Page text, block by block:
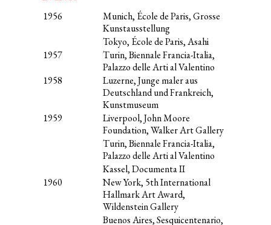
1956
Munich, École de Paris, Grosse
Kunstausstellung
Tokyo, École de Paris, Asahi
1957
Turin, Biennale Francia-Italia,
Palazzo delle Arti al Valentino
1958
Luzerne, Junge maler aus
Deutschland und Frankreich,
Kunstmuseum
1959
Liverpool, John Moore
Foundation, Walker Art Gallery
Turin, Biennale Francia-Italia,
Palazzo delle Arti al Valentino
Kassel, Documenta II
1960
New York, 5th International
Hallmark Art Award,
Wildenstein Gallery
Buenos Aires, Sesquicentenario,